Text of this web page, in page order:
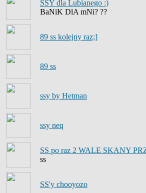
SSY dla Lubianego :)
BaNiK DlA mNi? ??
89 ss kolejny raz;]
89 ss
ssy by Hetman
ssy neq
SS po raz 2 WALE SKANY
ss
SS'y chooyozo